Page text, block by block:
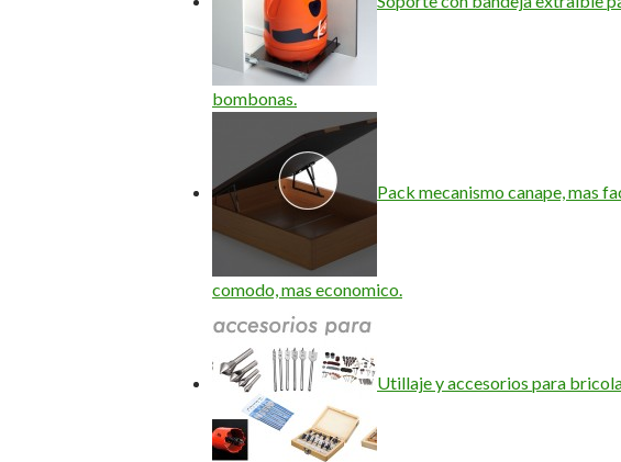
bombonas.
Pack mecanismo canape, mas
comodo, mas economico.
Utillaje y accesorios para